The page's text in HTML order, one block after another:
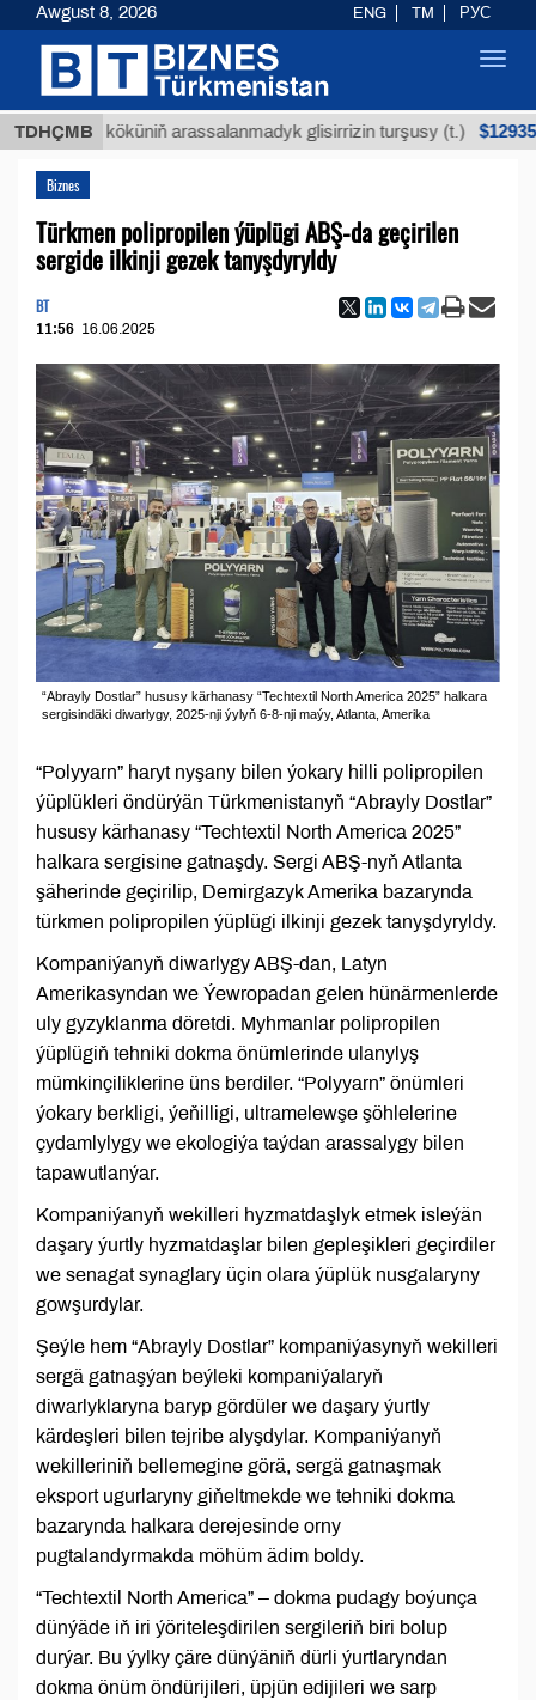
TDHÇMB
köküniň arassalanmadyk glisirrizin turşusy (t.) $12935,18
Biznes
Türkmen polipropilen ýüplügi ABŞ-da geçirilen
sergide ilkinji gezek tanyşdyryldy
BT
11:56 16.06.2025
“Abrayly Dostlar” hususy kärhanasy “Techtextil North America 2025” halkara
sergisindäki diwarlygy, 2025-nji ýylyň 6-8-nji maýy, Atlanta, Amerika
“Polyyarn” haryt nyşany bilen ýokary hilli polipropilen
ýüplükleri öndürýän Türkmenistanyň “Abrayly Dostlar”
hususy kärhanasy “Techtextil North America 2025”
halkara sergisine gatnaşdy. Sergi ABŞ-nyň Atlanta
şäherinde geçirilip, Demirgazyk Amerika bazarynda
türkmen polipropilen ýüplügi ilkinji gezek tanyşdyryldy.
Kompaniýanyň diwarlygy ABŞ-dan, Latyn
Amerikasyndan we Ýewropadan gelen hünärmenlerde
uly gyzyklanma döretdi. Myhmanlar polipropilen
ýüplügiň tehniki dokma önümlerinde ulanylyş
mümkinçiliklerine üns berdiler. “Polyyarn” önümleri
ýokary berkligi, ýeňilligi, ultramelewşe şöhlelerine
çydamlylygy we ekologiýa taýdan arassalygy bilen
tapawutlanýar.
Kompaniýanyň wekilleri hyzmatdaşlyk etmek isleýän
daşary ýurtly hyzmatdaşlar bilen gepleşikleri geçirdiler
we senagat synaglary üçin olara ýüplük nusgalaryny
gowşurdylar.
Şeýle hem “Abrayly Dostlar” kompaniýasynyň wekilleri
sergä gatnaşýan beýleki kompaniýalaryň
diwarlyklaryna baryp gördüler we daşary ýurtly
kärdeşleri bilen tejribe alyşdylar. Kompaniýanyň
wekilleriniň bellemegine görä, sergä gatnaşmak
eksport ugurlaryny giňeltmekde we tehniki dokma
bazarynda halkara derejesinde orny
pugtalandyrmakda möhüm ädim boldy.
“Techtextil North America” – dokma pudagy boýunça
dünýäde iň iri ýöriteleşdirilen sergileriň biri bolup
durýar. Bu ýylky çäre dünýäniň dürli ýurtlaryndan
dokma önüm öndürijileri, üpjün edijileri we sarp
Awgust 8, 2026 ENG TM РУС